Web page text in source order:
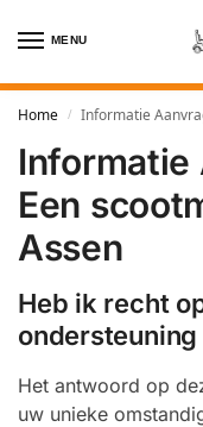
MENU
Home / Informatie
Informatie
Een
Assen
Heb ik recht
Het antwoord op
uw unieke